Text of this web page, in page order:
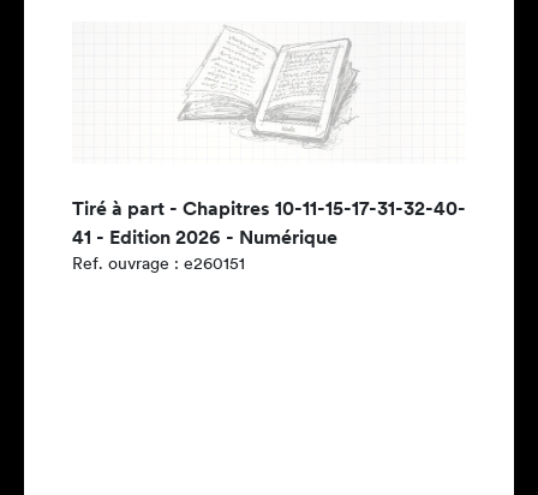
Tiré à part - Chapitres 10-11-15-17-31-32-40-
41 - Edition 2026 - Numérique
Ref. ouvrage : e260151